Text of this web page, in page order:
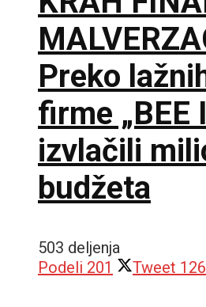
Preko
firme „BEE
izvlačili
budžeta
503 deljenja
Podeli 201 Tweet 126